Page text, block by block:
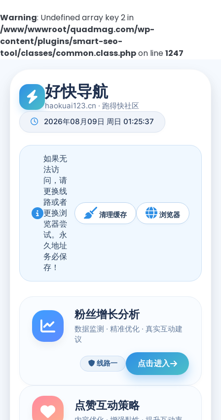
Warning: Undefined array key 2 in
/www/wwwroot/quadmag.com/wp-
content/plugins/smart-seo-
tool/classes/common.class.phpon line1247